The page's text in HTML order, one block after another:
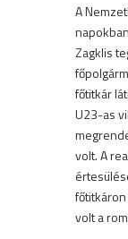
A
Zagklis
főtitkár
U23-as
volt. A
volt a